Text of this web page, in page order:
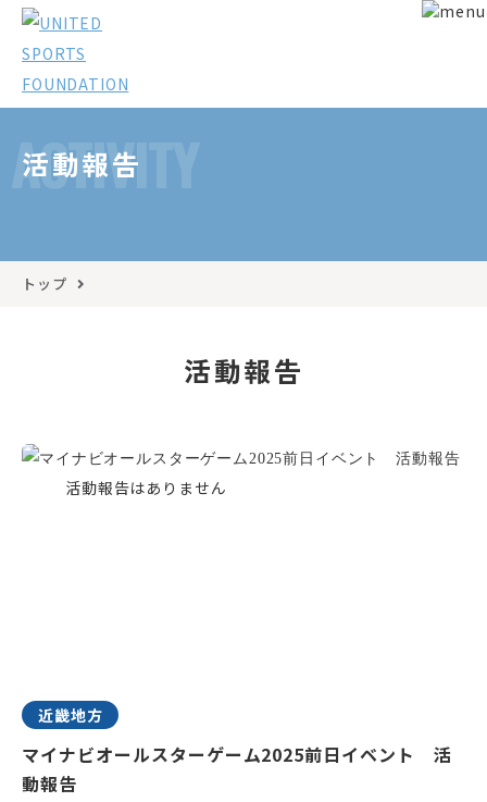
ACTIVITY
活動報告
トップ
活動報告
近畿地方
マイナビオールスターゲーム2025前日イベント 活
動報告